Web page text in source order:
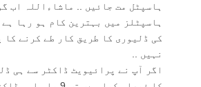
ہاسپٹل مت جائیں .. ماشاءاللہ اب
ہاسپٹلز میں بہترین کام ہو رہا
کی ڈلیوری کا طریق کار طے کرنے کا
نہیں ..
اگر آپ نے پرائیویٹ ڈاکٹر سے ہی